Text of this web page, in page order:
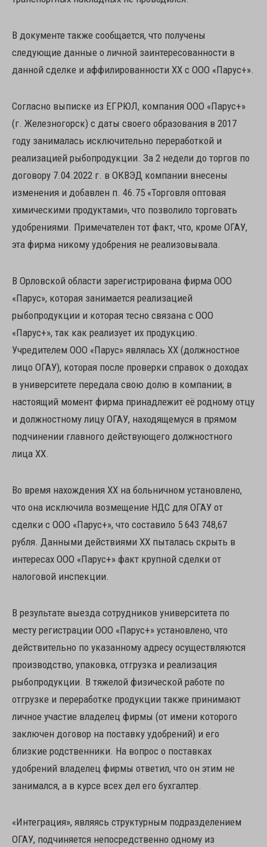
В документе также сообщается, что получены
следующие данные о личной заинтересованности в
данной сделке и аффилированности ХХ с ООО «Парус+».
Согласно выписке из ЕГРЮЛ, компания ООО «Парус+»
(г. Железногорск) с даты своего образования в 2017
году занималась исключительно переработкой и
реализацией рыбопродукции. За 2 недели до торгов по
договору 7.04.2022 г. в ОКВЭД компании внесены
изменения и добавлен п. 46.75 «Торговля оптовая
химическими продуктами», что позволило торговать
удобрениями. Примечателен тот факт, что, кроме ОГАУ,
эта фирма никому удобрения не реализовывала.
В Орловской области зарегистрирована фирма ООО
«Парус», которая занимается реализацией
рыбопродукции и которая тесно связана с ООО
«Парус+», так как реализует их продукцию.
Учредителем ООО «Парус» являлась ХХ (должностное
лицо ОГАУ), которая после проверки справок о доходах
в университете передала свою долю в компании; в
настоящий момент фирма принадлежит её родному отцу
и должностному лицу ОГАУ, находящемуся в прямом
подчинении главного действующего должностного
лица ХХ.
Во время нахождения ХХ на больничном установлено,
что она исключила возмещение НДС для ОГАУ от
сделки с ООО «Парус+», что составило 5 643 748,67
рубля. Данными действиями ХХ пыталась скрыть в
интересах ООО «Парус+» факт крупной сделки от
налоговой инспекции.
В результате выезда сотрудников университета по
месту регистрации ООО «Парус+» установлено, что
действительно по указанному адресу осуществляются
производство, упаковка, отгрузка и реализация
рыбопродукции. В тяжелой физической работе по
отгрузке и переработке продукции также принимают
личное участие владелец фирмы (от имени которого
заключен договор на поставку удобрений) и его
близкие родственники. На вопрос о поставках
удобрений владелец фирмы ответил, что он этим не
занимался, а в курсе всех дел его бухгалтер.
«Интеграция», являясь структурным подразделением
ОГАУ, подчиняется непосредственно одному из